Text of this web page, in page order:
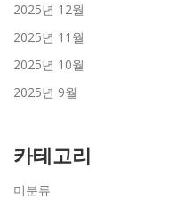
2025년 12월
2025년 11월
2025년 10월
2025년 9월
카테고리
미분류